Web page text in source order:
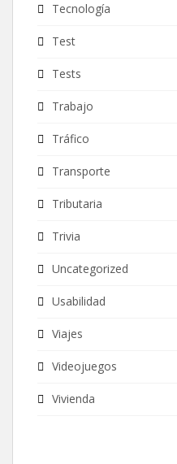
Tecnología
Test
Tests
Trabajo
Tráfico
Transporte
Tributaria
Trivia
Uncategorized
Usabilidad
Viajes
Videojuegos
Vivienda